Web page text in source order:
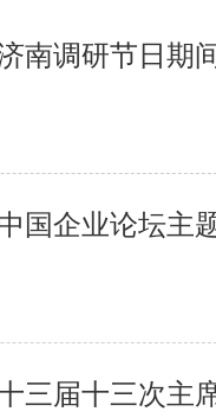
南调研节日期
国企业论坛主
三届十三次主